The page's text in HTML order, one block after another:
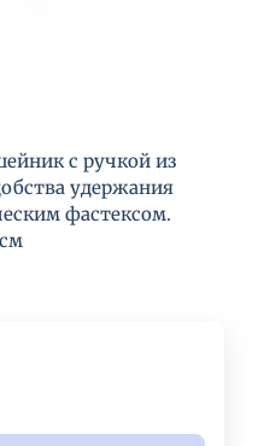
с ручкой из
удержания
фастексом.